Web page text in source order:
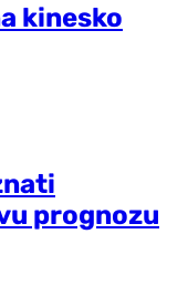
kinesko
prognozu